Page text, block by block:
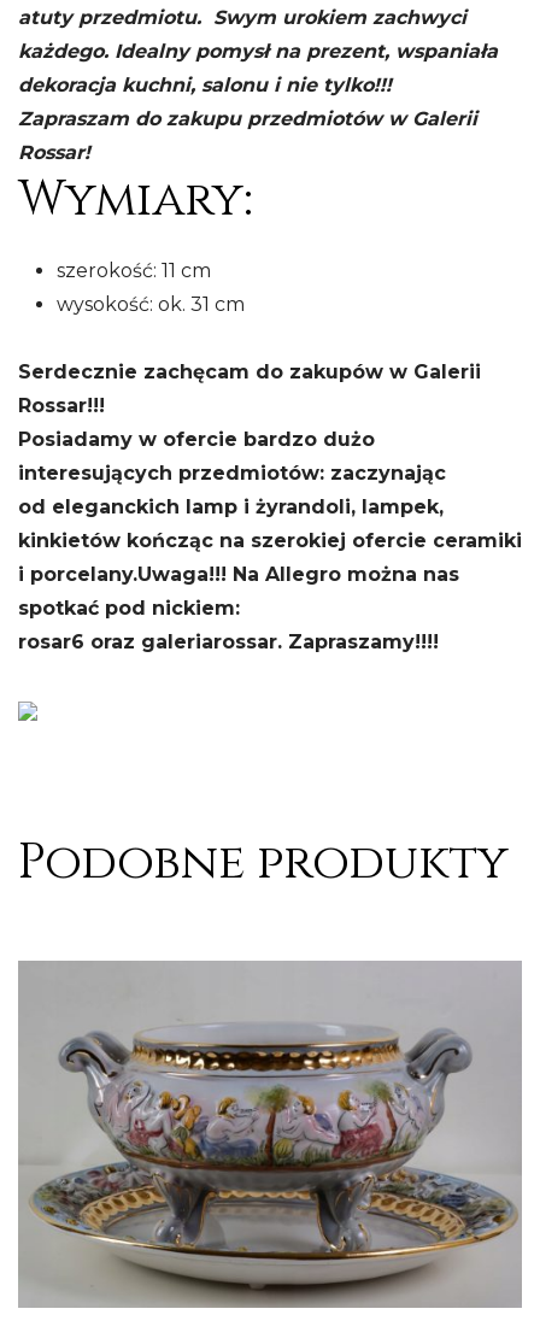
atuty przedmiotu. Swym urokiem zachwyci
każdego. Idealny pomysł na prezent, wspaniała
dekoracja kuchni, salonu i nie tylko!!!
Zapraszam do zakupu przedmiotów w Galerii
Rossar!
Wymiary:
szerokość: 11 cm
wysokość: ok. 31 cm
Serdecznie zachęcam do zakupów w Galerii
Rossar!!!
Posiadamy w ofercie bardzo dużo
interesujących przedmiotów: zaczynając
od eleganckich lamp i żyrandoli, lampek,
kinkietów kończąc na szerokiej ofercie ceramiki
i porcelany.Uwaga!!! Na Allegro można nas
spotkać pod nickiem:
rosar6 oraz galeriarossar. Zapraszamy!!!!
Podobne produkty